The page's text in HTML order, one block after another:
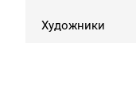
Художники